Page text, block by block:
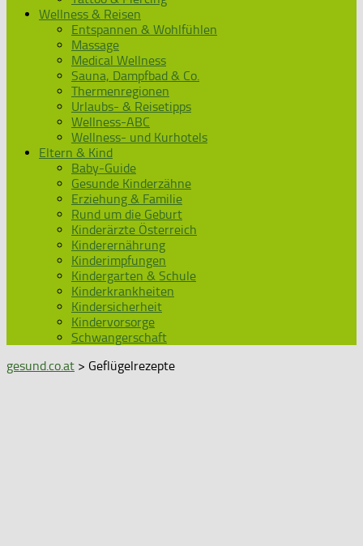
Wellness & Reisen
Entspannen & Wohlfühlen
Massage
Medical Wellness
Sauna, Dampfbad & Co.
Thermenregionen
Urlaubs- & Reisetipps
Wellness-ABC
Wellness- und Kurhotels
Eltern & Kind
Baby-Guide
Gesunde Kinderzähne
Erziehung & Familie
Rund um die Geburt
Kinderärzte Österreich
Kinderernährung
Kinderimpfungen
Kindergarten & Schule
Kinderkrankheiten
Kindersicherheit
Kindervorsorge
Schwangerschaft
gesund.co.at > Geflügelrezepte